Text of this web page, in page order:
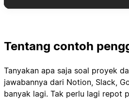
Tentang contoh
Tanyakan apa saja soal proyek
jawabannya dari Notion, Slack,
banyak lagi. Tak perlu lagi repot